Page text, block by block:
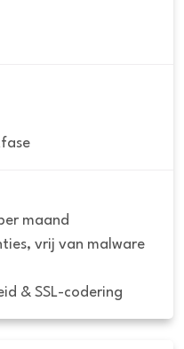
maand
vrij van malware
& SSL-codering